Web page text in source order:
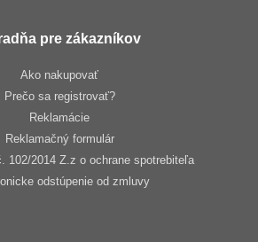
pre zákazníkov
Ako nakupovať
Prečo sa registrovať?
Reklamácie
Reklamačný formulár
102/2014 Z.z o ochrane spotrebiteľa
odstúpenie od zmluvy